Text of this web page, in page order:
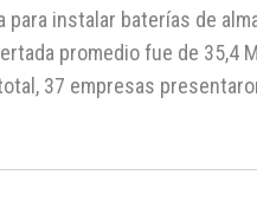
para instalar baterías de
promedio fue de 35,4
37 empresas